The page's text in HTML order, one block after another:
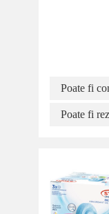
Poate fi
Poate fi